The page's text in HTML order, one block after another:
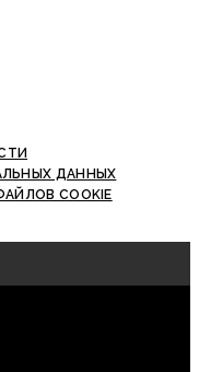
ДАННЫХ
COOKIE